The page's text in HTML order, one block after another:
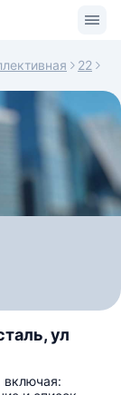
22
ул